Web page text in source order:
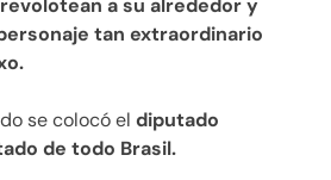
a su alrededor y
tan extraordinario
se colocó el diputado
de todo Brasil.